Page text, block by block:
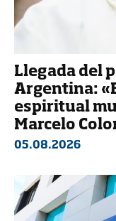
Llegada del
Argentina:
espiritual
Marcelo
05.08.2026